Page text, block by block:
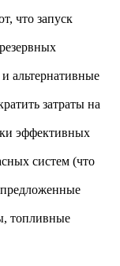
что запуск
альтернативные
затраты на
эффективных
систем (что
предложенные
топливные